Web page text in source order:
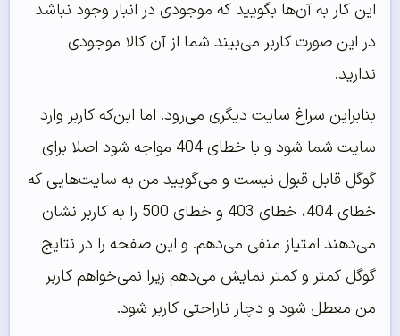
این کار به آن‌ها بگویید که موجودی در انبار وجود نباشد
در این صورت کاربر می‌بیند شما از آن کالا موجودی
ندارید.
بنابراین سراغ سایت دیگری می‌رود. اما این‌که کاربر وارد
سایت شما شود و با خطای 404 مواجه شود اصلا برای
گوگل قابل‌ قبول نیست و می‌گویید من به سایت‌هایی که
خطای 404، خطای 403 و خطای 500 را به کاربر نشان
می‌دهند امتیاز منفی می‌دهم. و این صفحه را در نتایج
گوگل کمتر و کمتر نمایش می‌دهم زیرا نمی‌خواهم کاربر
من معطل شود و دچار ناراحتی کاربر شود.